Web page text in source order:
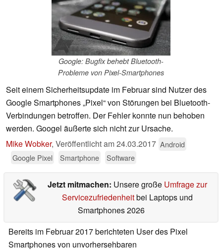
Google: Bugfix behebt Bluetooth-
Probleme von Pixel-Smartphones
Seit einem Sicherheitsupdate im Februar sind Nutzer des
Google Smartphones „Pixel“ von Störungen bei Bluetooth-
Verbindungen betroffen. Der Fehler konnte nun behoben
werden. Googel äußerte sich nicht zur Ursache.
Mike Wobker, Veröffentlicht am24.03.2017 Android
Google Pixel
Smartphone Software
Jetzt mitmachen: Unsere große Umfrage zur
Servicezufriedenheitbei Laptops und
Smartphones 2026
Bereits im Februar 2017 berichteten User des Pixel
Smartphones von unvorhersehbaren